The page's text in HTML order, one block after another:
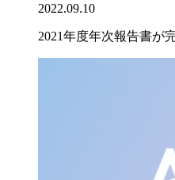
2022.09.10
2021年度年次報告書が